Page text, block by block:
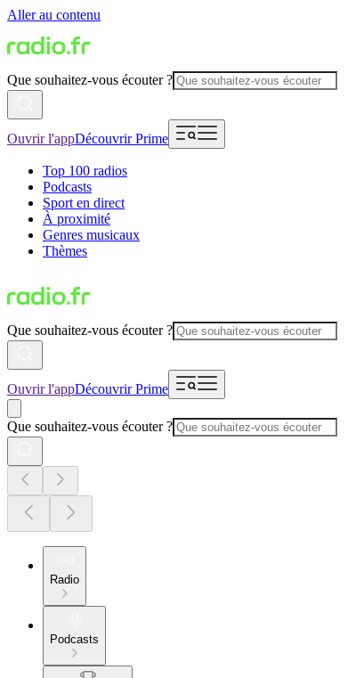
Aller au contenu
Que souhaitez-vous écouter ?
Ouvrir l'appDécouvrir Prime
Top 100 radios
Podcasts
Sport en direct
À proximité
Genres musicaux
Thèmes
Que souhaitez-vous écouter ?
Ouvrir l'appDécouvrir Prime
Que souhaitez-vous écouter ?
Radio
Podcasts